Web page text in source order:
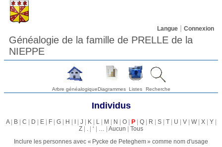
Langue Connexion
Généalogie de la famille de PRELLE de la
NIEPPE
Arbre généalogiqueDiagrammes Listes Recherche
Individus
A| B| C | D | E| F| G| H | I| J | K| L| M | N | O| P| Q| R | S| T| U | V| W| X| Y|
Z | . | ‘ | … | Aucun | Tous
Inclure les personnes avec « Pycke de Peteghem» comme nom d'usage